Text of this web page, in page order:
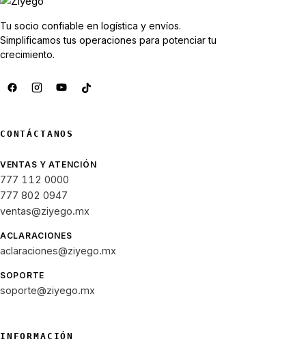
Tu socio confiable en logística y envíos.
Simplificamos tus operaciones para potenciar tu
crecimiento.
CONTÁCTANOS
VENTAS Y ATENCIÓN
777 112 0000
777 802 0947
ventas@ziyego.mx
ACLARACIONES
aclaraciones@ziyego.mx
SOPORTE
soporte@ziyego.mx
INFORMACIÓN